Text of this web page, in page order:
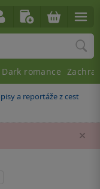
a reportáže z cest
Dark romance